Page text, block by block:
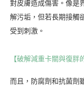
對皮膚造成傷害。像是
解污垢，但若長期接觸
受到刺激。
【破解減重卡關與復胖
而且，防腐劑和抗菌劑